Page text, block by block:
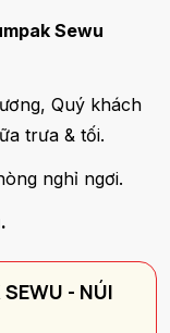
Sewu
Quý khách
trưa & tối.
nghỉ ngơi.
- NÚI